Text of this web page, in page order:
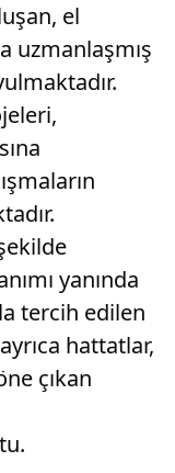
el
uzmanlaşmış
yanında
tercih edilen
hattatlar,
çıkan